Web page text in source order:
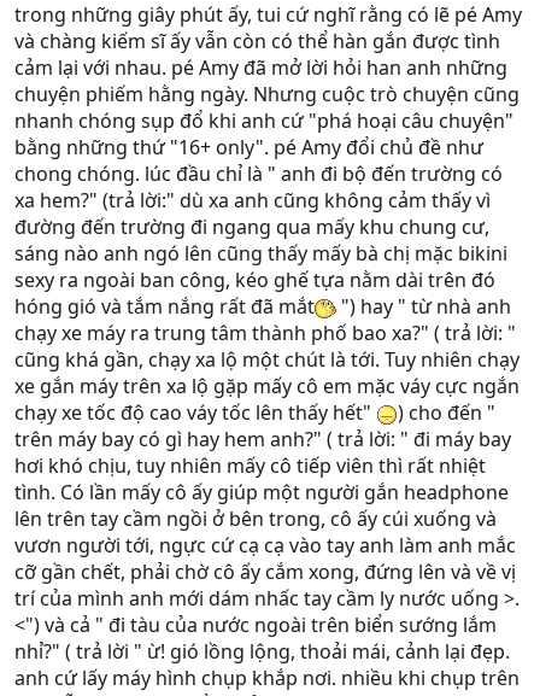
trong những giây phút ấy, tui cứ nghĩ rằng có lẽ pé Amy
và chàng kiếm sĩ ấy vẫn còn có thể hàn gắn được tình
cảm lại với nhau. pé Amy đã mở lời hỏi han anh những
chuyện phiếm hằng ngày. Nhưng cuộc trò chuyện cũng
nhanh chóng sụp đổ khi anh cứ "phá hoại câu chuyện"
bằng những thứ "16+ only". pé Amy đổi chủ đề như
chong chóng. lúc đầu chỉ là " anh đi bộ đến trường có
xa hem?" (trả lời:" dù xa anh cũng không cảm thấy vì
đường đến trường đi ngang qua mấy khu chung cư,
sáng nào anh ngó lên cũng thấy mấy bà chị mặc bikini
sexy ra ngoài ban công, kéo ghế tựa nằm dài trên đó
hóng gió và tắm nắng rất đã mắt
") hay " từ nhà anh
chạy xe máy ra trung tâm thành phố bao xa?" ( trả lời: "
cũng khá gần, chạy xa lộ một chút là tới. Tuy nhiên chạy
xe gắn máy trên xa lộ gặp mấy cô em mặc váy cực ngắn
chạy xe tốc độ cao váy tốc lên thấy hết"
) cho đến "
trên máy bay có gì hay hem anh?" ( trả lời: " đi máy bay
hơi khó chịu, tuy nhiên mấy cô tiếp viên thì rất nhiệt
tình. Có lần mấy cô ấy giúp một người gắn headphone
lên trên tay cầm ngồi ở bên trong, cô ấy cúi xuống và
vươn người tới, ngực cứ cạ cạ vào tay anh làm anh mắc
cỡ gần chết, phải chờ cô ấy cắm xong, đứng lên và về vị
trí của mình anh mới dám nhấc tay cầm ly nước uống >.
<") và cả " đi tàu của nước ngoài trên biển sướng lắm
nhỉ?" ( trả lời " ừ! gió lồng lộng, thoải mái, cảnh lại đẹp.
anh cứ lấy máy hình chụp khắp nơi. nhiều khi chụp trên